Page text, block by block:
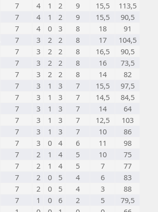
7 4 1 2 9 15,5
113,5
7 4 1 2 9 15,5
90,5
7 4 0 3 8 18
91
7 3 2 2 8 17
104,5
7 3 2 2 8 16,5
90,5
7 3 2 2 8 16
73,5
7 3 2 2 8 14
82
7 3 1 3 7 15,5
97,5
7 3 1 3 7 14,5
84,5
7 3 1 3 7 14
64
7 3 1 3 7 12,5
103
7 3 1 3 7 10
86
7 3 0 4 6 11
98
7 2 1 4 5 10
75
7 2 1 4 5 7
77
7 2 0 5 4 6
83
7 2 0 5 4 3
88
7 1 0 6 2 5
79,5